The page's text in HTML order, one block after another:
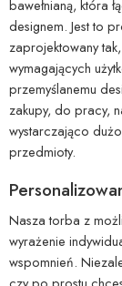
bawełnianą, która
designem. Jest to
zaprojektowany
wymagających
przemyślanemu
zakupy, do pracy,
wystarczająco
przedmioty.
Nasza torba z
wyrażenie
wspomnień.